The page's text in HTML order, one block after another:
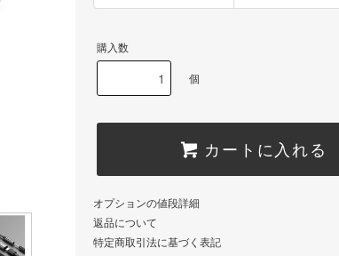
購入数
個
カートに入れる
オプションの値段詳細
返品について
特定商取引法に基づく表記